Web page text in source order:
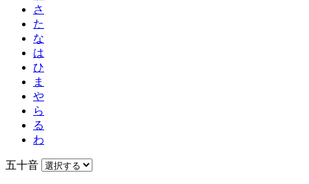
さ
た
な
は
ひ
ま
や
ら
る
わ
五十音